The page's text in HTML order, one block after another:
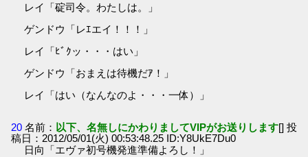
レイ「碇司令。わたしは。」
ゲンドウ「レｴエイ！！！」
レイ「ﾋﾞｸッ・・・はい」
ゲンドウ「おまえは待機だｱ！」
レイ「はい（なんなのよ・・・一体）」
20 名前： 以下、名無しにかわりましてVIPがお送りします[] 投
稿日：2012/05/01(火) 00:53:48.25 ID:Y8UkE7Du0
日向「エヴァ初号機発進準備よろし！」